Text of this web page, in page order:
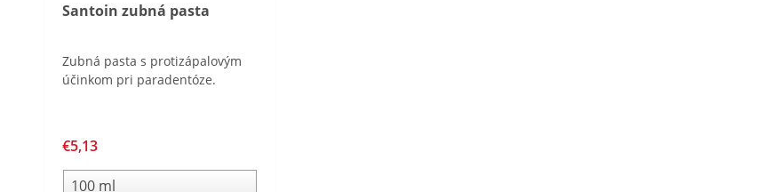
Santoin zubná pasta
Zubná pasta s protizápalovým
účinkom pri paradentóze.
€5,13